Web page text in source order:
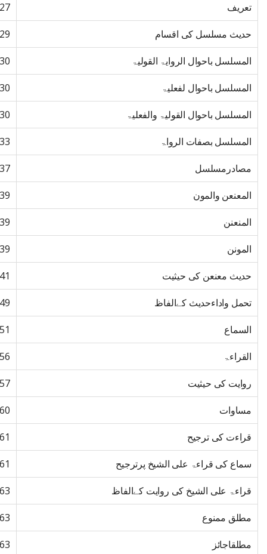
تعریف
حدیث مسلسل کی اقسام
المسلسل باحوال الروایۃ القولیۃ
المسلسل باحوال لفعلیۃ
المسلسل باحوال القولیۃ والفعلیۃ
المسلسل بصفات الرواۃ
مصادرمسلسل
المعنعن والمون
المنعنن
المونن
حدیث معنعن کی حیثیت
تحمل واداءحدیث کےالفاظ
السماع
القراءۃ
روایت کی حیثیت
مساوات
قراءت کی ترجیح
سماع کی قراءۃ علی الشیخ پرترجیح
قراءۃ علی الشیخ کی روایت کےالفاظ
مطلق ممنوع
مطلقاجائز